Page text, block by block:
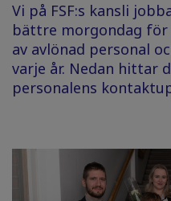
Vi på FSF:s kansli
bättre morgondag för
av avlönad personal
varje år. Nedan hittar
personalens